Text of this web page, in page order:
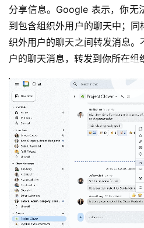
分享信息。Google 表示，你无
到包含组织外用户的聊天中；同
织外用户的聊天之间转发消息。
户的聊天消息，转发到你所在组
Google 在公告中表示，这次更
截图等笨拙的变通方式来转发信
非常常见的需求，而像 Slack
手早已支持这一功能。
Google Chat 的消息转发功
Google Workspace 账号开放
进行任何额外操作。目前，该
（Rapid Release）”通道的